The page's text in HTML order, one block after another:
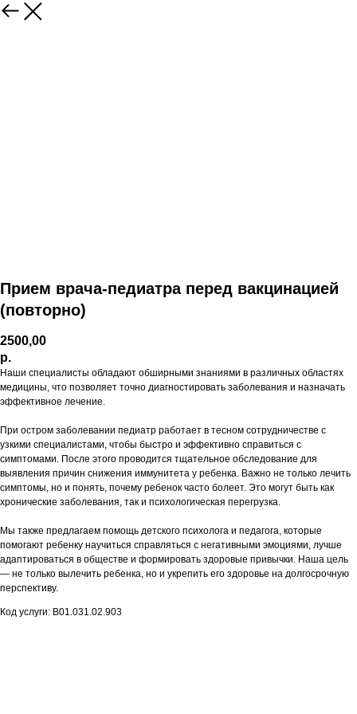
Прием врача-педиатра перед вакцинацией
(повторно)
2500,00
р.
Наши специалисты обладают обширными знаниями в различных областях
медицины, что позволяет точно диагностировать заболевания и назначать
эффективное лечение.
При остром заболевании педиатр работает в тесном сотрудничестве с
узкими специалистами, чтобы быстро и эффективно справиться с
симптомами. После этого проводится тщательное обследование для
выявления причин снижения иммунитета у ребенка. Важно не только лечить
симптомы, но и понять, почему ребенок часто болеет. Это могут быть как
хронические заболевания, так и психологическая перегрузка.
Мы также предлагаем помощь детского психолога и педагога, которые
помогают ребенку научиться справляться с негативными эмоциями, лучше
адаптироваться в обществе и формировать здоровые привычки. Наша цель
— не только вылечить ребенка, но и укрепить его здоровье на долгосрочную
перспективу.
Код услуги: В01.031.02.903